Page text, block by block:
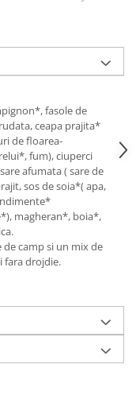
fasole de
ceapa prajita*
de floarea-
fum), ciuperci
afumata ( sare de
sos de soia*( apa,
magheran*, boia*,
camp si un mix de
fara drojdie.